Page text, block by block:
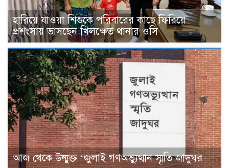
হারিয়ে যাওয়া শিশুকে পরিবারের কাছে ফিরিয়ে
প্রশংসায় ভাসছেন খিলক্ষেত থানার ওসি
আজ থেকে উন্মুক্ত ‘জুলাই গণঅভ্যুত্থান স্মৃতি জাদুঘর